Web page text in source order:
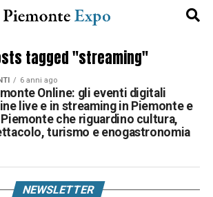
tagged "streaming"
6 anni ago
Online: gli eventi digitali
live e in streaming in Piemonte e
che riguardino cultura,
turismo e enogastronomia
NEWSLETTER